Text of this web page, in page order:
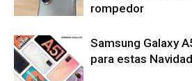
rompedor
Samsung Galaxy
para estas